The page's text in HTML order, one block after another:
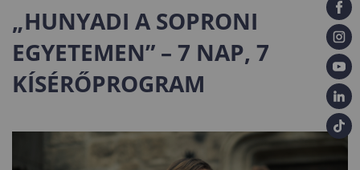
„HUNYADI A SOPRONI
EGYETEMEN” – 7 NAP, 7
KÍSÉRŐPROGRAM